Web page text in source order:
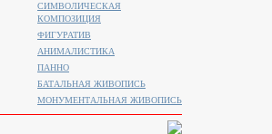
СИМВОЛИЧЕСКАЯ
КОМПОЗИЦИЯ
ФИГУРАТИВ
АНИМАЛИСТИКA
ПАННО
БАТАЛЬНАЯ ЖИВОПИСЬ
МОНУМЕНТАЛЬНАЯ ЖИВОПИСЬ